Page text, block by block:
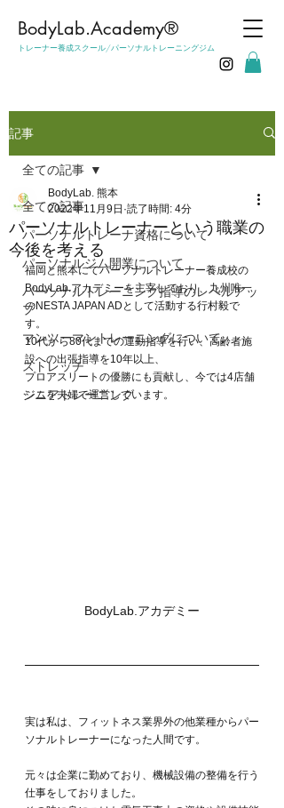
​BodyLab.Academy®︎
トレーナー養成スクール/パーソナルトレーニングジム
記事
全ての記事
パーソナルトレーナ資格について
パーソナルジム開業について
パーソナルトレーニング指導のレベルアッ
プ
マンツーマントレーニングについて
ストレッチ
シニアトレーニング
全ての記事
パーソナルトレーナーという職業の
今後を考える
BodyLab. 熊本
2022年11月9日 読了時間: 4分
福岡と熊本にてパーソナルトレーナー養成校の
BodyLab.アカデミーを主宰しており、九州唯一
のNESTA JAPAN ADとして活動する行村毅で
す。
10代から80代までの運動指導を行い、高齢者施
設への出張指導を10年以上、
プロアスリートの優勝にも貢献し、今では4店舗
ジムを夫婦で運営しています。
BodyLab.アカデミー
実は私は、フィットネス業界外の他業種からパー
ソナルトレーナーになった人間です。
元々は企業に勤めており、機械設備の整備を行う
仕事をしておりました。